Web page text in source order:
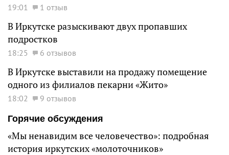
19:01 1 отзыв
В Иркутске разыскивают двух пропавших
подростков
18:25 6 отзывов
В Иркутске выставили на продажу помещение
одного из филиалов пекарни «Жито»
18:02
9 отзывов
Горячие обсуждения
«Мы ненавидим все человечество»: подробная
история иркутских «молоточников»